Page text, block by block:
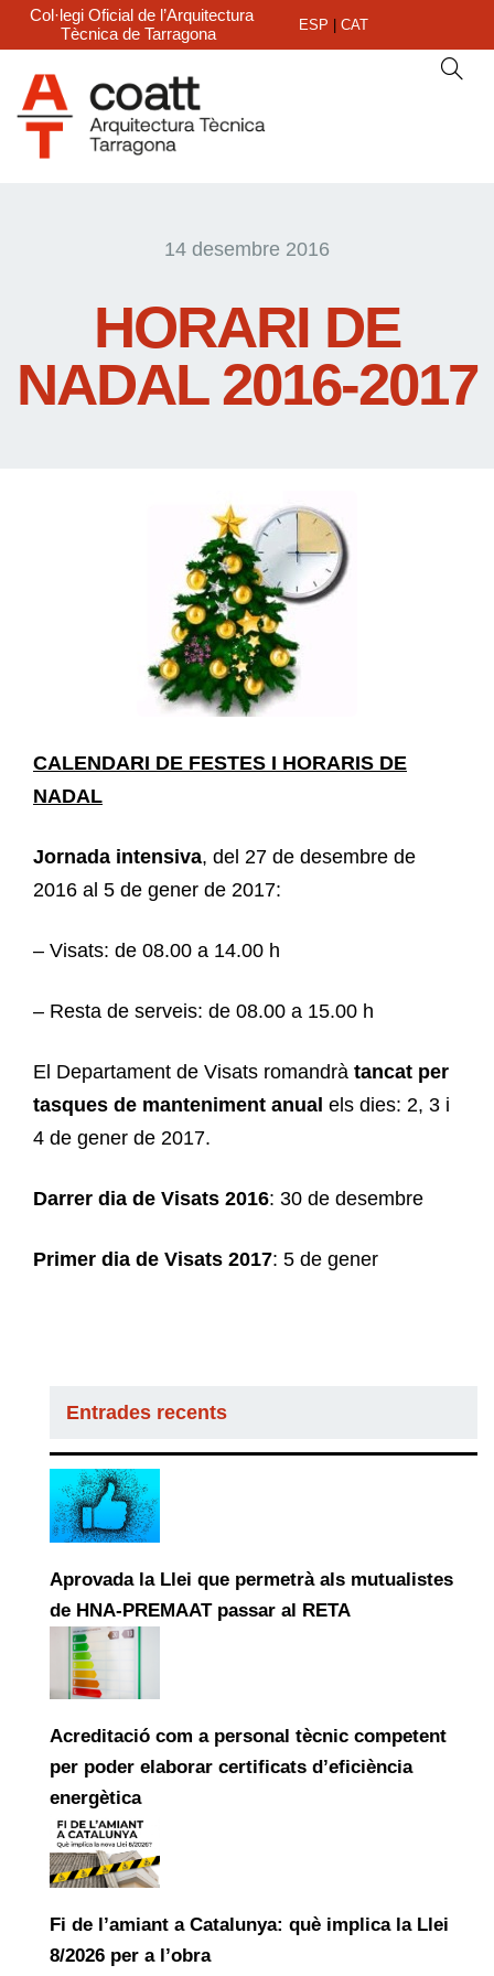
Col·legi Oficial de l’Arquitectura
Tècnica de Tarragona
ESP CAT
14 desembre 2016
HORARI DE
NADAL 2016-2017
CALENDARI DE FESTES I HORARIS DE
NADAL
Jornada intensiva, del 27 de desembre de
2016 al 5 de gener de 2017:
– Visats: de 08.00 a 14.00 h
– Resta de serveis: de 08.00 a 15.00 h
El Departament de Visats romandrà tancat per
tasques de manteniment anual els dies: 2, 3 i
4 de gener de 2017.
Darrer dia de Visats 2016: 30 de desembre
Primer dia de Visats 2017: 5 de gener
Entrades recents
Aprovada la Llei que permetrà als mutualistes
de HNA-PREMAAT passar al RETA
Acreditació com a personal tècnic competent
per poder elaborar certificats d’eficiència
energètica
Fi de l’amiant a Catalunya: què implica la Llei
8/2026 per a l’obra